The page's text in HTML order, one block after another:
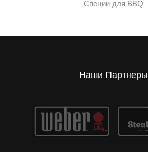
Специи для BBQ
Наши Партнеры